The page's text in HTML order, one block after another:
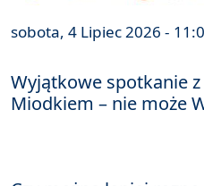
sobota, 4 Lipiec 2026 -
Wyjątkowe spotkanie
Miodkiem – nie może